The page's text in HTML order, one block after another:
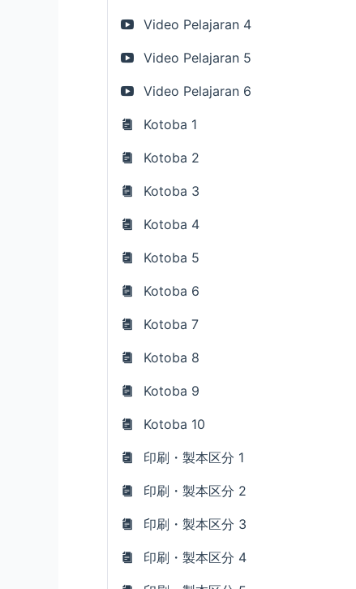
Video Pelajaran 4
Video Pelajaran 5
Video Pelajaran 6
Kotoba 1
Kotoba 2
Kotoba 3
Kotoba 4
Kotoba 5
Kotoba 6
Kotoba 7
Kotoba 8
Kotoba 9
Kotoba 10
印刷・製本区分 1
印刷・製本区分 2
印刷・製本区分 3
印刷・製本区分 4